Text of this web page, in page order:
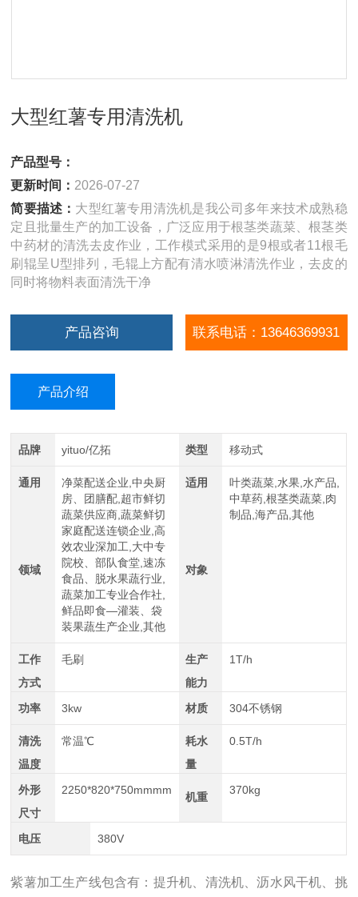
大型红薯专用清洗机
产品型号：
更新时间： 2026-07-27
简要描述： 大型红薯专用清洗机是我公司多年来技术成熟稳
定且批量生产的加工设备，广泛应用于根茎类蔬菜、根茎类
中药材的清洗去皮作业，工作模式采用的是9根或者11根毛
刷辊呈U型排列，毛辊上方配有清水喷淋清洗作业，去皮的
同时将物料表面清洗干净
产品咨询 联系电话：13646369931
产品介绍
品牌 yituo/亿拓 类型 移动式
通用
领域
净菜配送企业,中央厨
房、团膳配,超市鲜切
蔬菜供应商,蔬菜鲜切
家庭配送连锁企业,高
效农业深加工,大中专
院校、部队食堂,速冻
食品、脱水果蔬行业,
蔬菜加工专业合作社,
鲜品即食—灌装、袋
装果蔬生产企业,其他
适用
对象
叶类蔬菜,水果,水产品,
中草药,根茎类蔬菜,肉
制品,海产品,其他
工作
方式
毛刷
生产
能力
1T/h
功率 3kw 材质 304不锈钢
清洗
温度
常温℃
耗水
量
0.5T/h
外形
尺寸
2250*820*750mmmm
机重
370kg
电压 380V
紫薯加工生产线包含有：提升机、清洗机、沥水风干机、挑